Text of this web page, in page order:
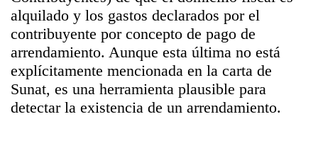
alquilado y los gastos declarados por el
contribuyente por concepto de pago de
arrendamiento. Aunque esta última no está
explícitamente mencionada en la carta de
Sunat, es una herramienta plausible para
detectar la existencia de un arrendamiento.